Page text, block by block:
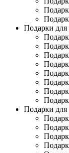
Подарки для
Подарки для